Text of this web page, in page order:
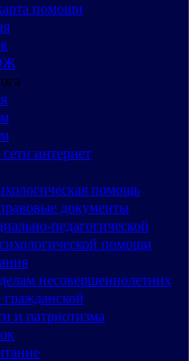
помощи
интернет
помощь
документы
педагогической
помощи
несовершеннолетних
и патриотизма